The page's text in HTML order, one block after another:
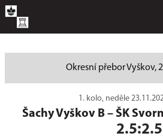
Okresní přebor Vyškov,
1. kolo, neděle
Šachy Vyškov B – ŠK
2.5:2.5